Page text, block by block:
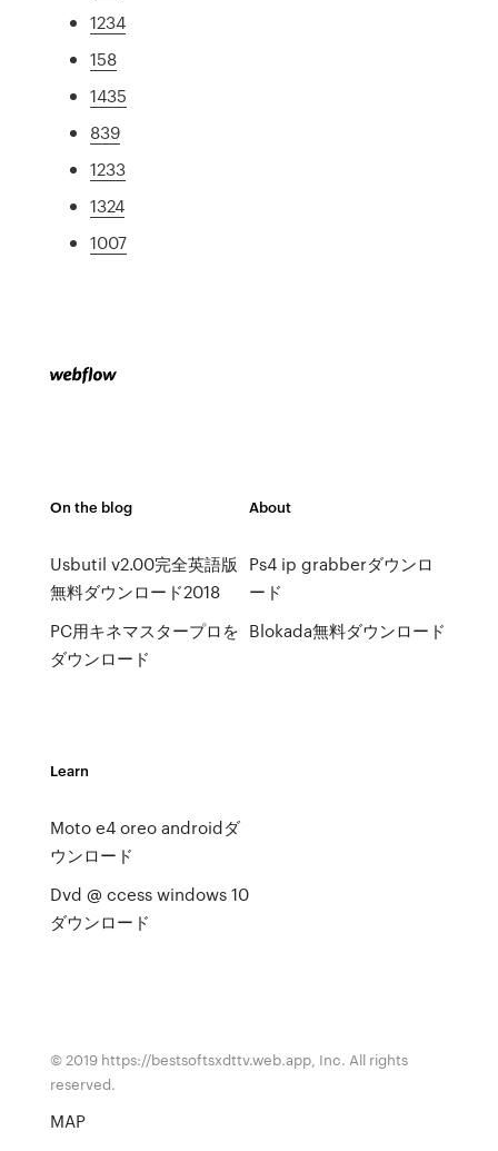
1234
158
1435
839
1233
1324
1007
On the blog
Usbutil v2.00完全英語版
無料ダウンロード2018
PC用キネマスタープロを
ダウンロード
About
Ps4 ip grabberダウンロ
ード
Blokada無料ダウンロード
Learn
Moto e4 oreo androidダ
ウンロード
Dvd @ ccess windows 10
ダウンロード
© 2019 https://bestsoftsxdttv.web.app, Inc. All rights
reserved.
MAP